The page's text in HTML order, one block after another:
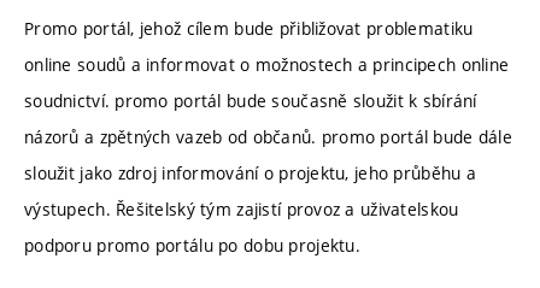
Promo portál, jehož cílem bude přibližovat problematiku
online soudů a informovat o možnostech a principech online
soudnictví. promo portál bude současně sloužit k sbírání
názorů a zpětných vazeb od občanů. promo portál bude dále
sloužit jako zdroj informování o projektu, jeho průběhu a
výstupech. Řešitelský tým zajistí provoz a uživatelskou
podporu promo portálu po dobu projektu.